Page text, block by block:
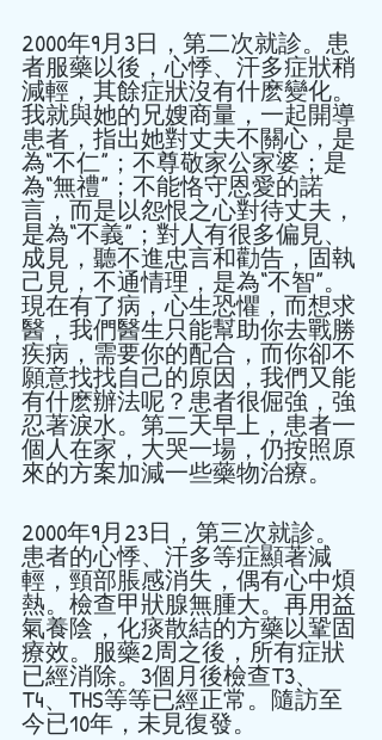
2000年9月3日，第二次就診。患
者服藥以後，心悸、汗多症狀稍
減輕，其餘症狀沒有什麽變化。
我就與她的兄嫂商量，一起開導
患者，指出她對丈夫不關心，是
為“不仁”；不尊敬家公家婆；是
為“無禮”；不能恪守恩愛的諾
言，而是以怨恨之心對待丈夫，
是為“不義”；對人有很多偏見、
成見，聽不進忠言和勸告，固執
己見，不通情理，是為“不智”。
現在有了病，心生恐懼，而想求
醫，我們醫生只能幫助你去戰勝
疾病，需要你的配合，而你卻不
願意找找自己的原因，我們又能
有什麽辦法呢？患者很倔強，強
忍著淚水。第二天早上，患者一
個人在家，大哭一場，仍按照原
來的方案加減一些藥物治療。
2000年9月23日，第三次就診。
患者的心悸、汗多等症顯著減
輕，頸部脹感消失，偶有心中煩
熱。檢查甲狀腺無腫大。再用益
氣養陰，化痰散結的方藥以鞏固
療效。服藥2周之後，所有症狀
已經消除。3個月後檢查T3、
T4、THS等等已經正常。隨訪至
今已10年，未見復發。